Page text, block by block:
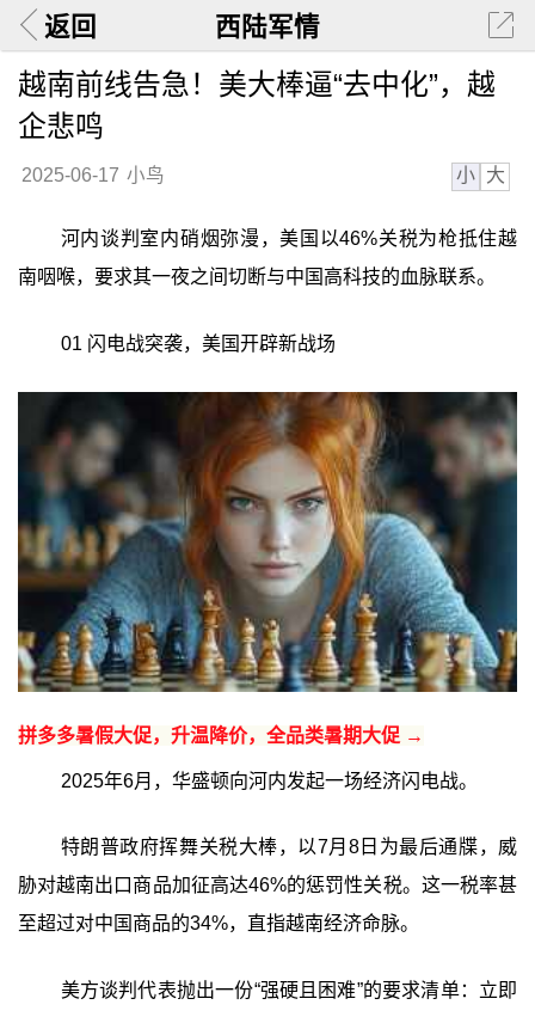
返回 西陆军情
越南前线告急！美大棒逼“去中化”，越
企悲鸣
2025-06-17 小鸟 小 大
河内谈判室内硝烟弥漫，美国以46%关税为枪抵住越
南咽喉，要求其一夜之间切断与中国高科技的血脉联系。
01 闪电战突袭，美国开辟新战场
拼多多暑假大促，升温降价，全品类暑期大促 →
2025年6月，华盛顿向河内发起一场经济闪电战。
特朗普政府挥舞关税大棒，以7月8日为最后通牒，威
胁对越南出口商品加征高达46%的惩罚性关税。这一税率甚
至超过对中国商品的34%，直指越南经济命脉。
美方谈判代表抛出一份“强硬且困难”的要求清单：立即